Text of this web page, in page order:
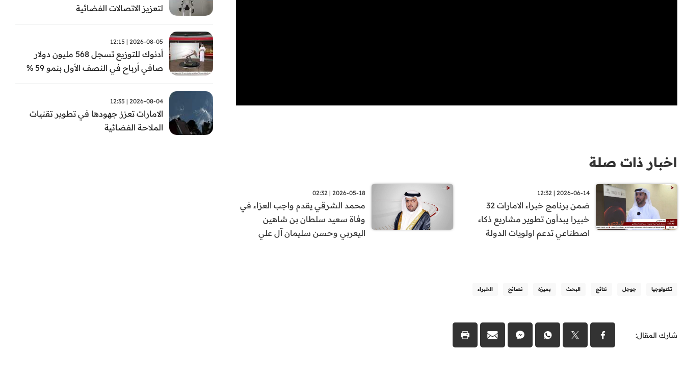
اخبار ذات صلة
2026-06-14 | 12:32
ضمن برنامج خبراء الامارات 32
خبيرا يبدأون تطوير مشاريع ذكاء
اصطناعي تدعم اولويات الدولة
2026-05-18 | 02:32
محمد الشرقي يقدم واجب العزاء في
وفاة سعيد سلطان بن شاهين
اليعربي وحسن سليمان آل علي
تكنولوجيا جوجل نتائج البحث بميزة نصائح الخبراء
شارك المقال:
لتعزيز الاتصالات الفضائية
2026-08-05 | 12:15
أدنوك للتوزيع تسجل 568 مليون دولار
صافي أرباح في النصف الأول بنمو 59 %
2026-08-04 | 12:35
الامارات تعزز جهودها في تطوير تقنيات
الملاحة الفضائية